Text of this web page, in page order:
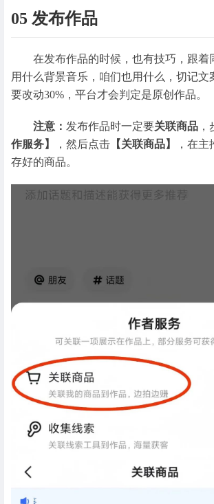
05 发布作品
在发布作品的时候，也有技巧，跟着
用什么背景音乐，咱们也用什么，切记文
要改动30%，平台才会判定是原创作品。
注意： 发布作品时一定要关联商品
作服务】
，然后点击 【关联商品】
，在
存好的商品。